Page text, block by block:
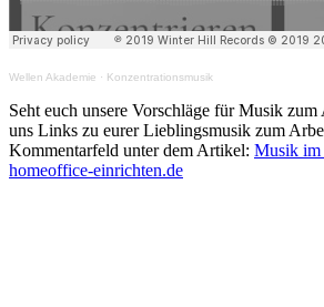
Wellen Akademie · Konzentrationsmusik
Seht euch unsere Vorschläge für Musik
uns Links zu eurer Lieblingsmusik zum
Kommentarfeld unter dem Artikel: Musik im
homeoffice-einrichten.de